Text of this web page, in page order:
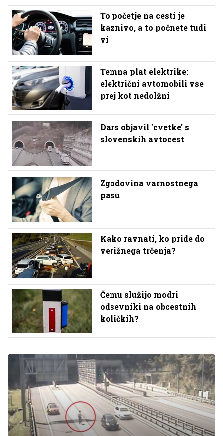
To početje na cesti je
kaznivo, a to počnete tudi
vi
Temna plat elektrike:
električni avtomobili vse
prej kot nedolžni
Dars objavil 'cvetke' s
slovenskih avtocest
Zgodovina varnostnega
pasu
Kako ravnati, ko pride do
verižnega trčenja?
Čemu služijo modri
odsevniki na obcestnih
količkih?